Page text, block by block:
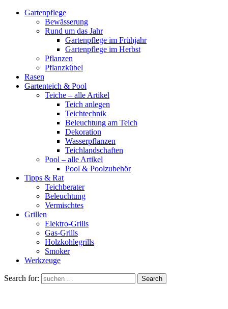
Gartenpflege
Bewässerung
Rund um das Jahr
Gartenpflege im Frühjahr
Gartenpflege im Herbst
Pflanzen
Pflanzkübel
Rasen
Gartenteich & Pool
Teiche – alle Artikel
Teich anlegen
Teichtechnik
Beleuchtung am Teich
Dekoration
Wasserpflanzen
Teichlandschaften
Pool – alle Artikel
Pool & Poolzubehör
Tipps & Rat
Teichberater
Beleuchtung
Vermischtes
Grillen
Elektro-Grills
Gas-Grills
Holzkohlegrills
Smoker
Werkzeuge
Search for: Search